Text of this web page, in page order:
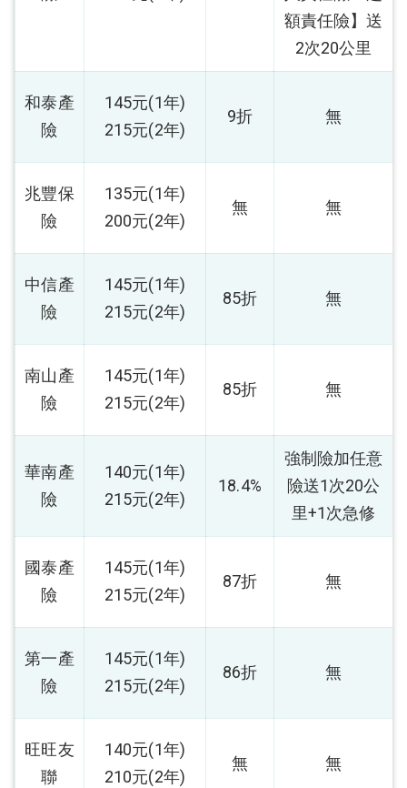
額責任險】送
2次20公里
和泰產
險
145元(1年)
215元(2年)
9折 無
兆豐保
險
135元(1年)
200元(2年)
無 無
中信產
險
145元(1年)
215元(2年)
85折 無
南山產
險
145元(1年)
215元(2年)
85折 無
華南產
險
140元(1年)
215元(2年)
18.4%
強制險加任意
險送1次20公
里+1次急修
國泰產
險
145元(1年)
215元(2年)
87折 無
第一產
險
145元(1年)
215元(2年)
86折 無
旺旺友
聯
140元(1年)
210元(2年)
無 無